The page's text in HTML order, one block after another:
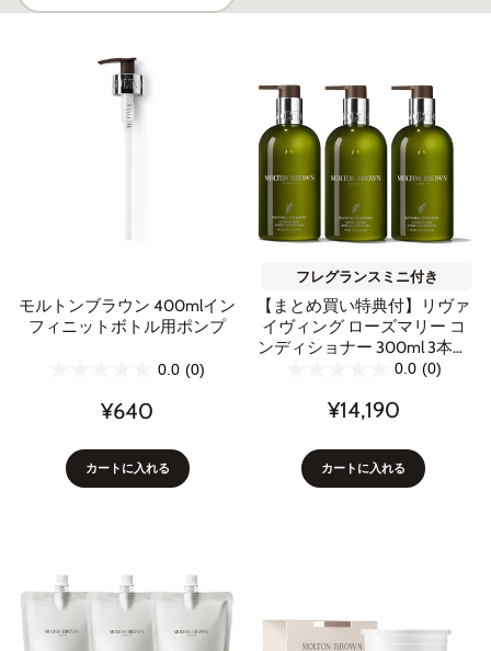
モルトンブラウン 400mlイン
フィニットボトル用ポンプ
0.0 (0)
¥640
カートに入れる
フレグランスミニ付き
【まとめ買い特典付】リヴァ
イヴィング ローズマリー コ
ンディショナー 300ml 3本セ
0.0 (0)
¥14,190
カートに入れる